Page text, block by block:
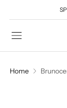
Privacy
Policy
Home